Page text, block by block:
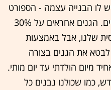
לו הבנייה עצמה - הספורט
והשפעתו על התהליכים הגופניים. הגנים אחראים על 30%
שלנו, אבל באמצעות
לבטא את הגנים בצורה
מיום הולדתי עד יום מותי.
כמו שכולנו נבנים כל